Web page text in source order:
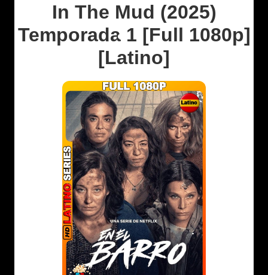
In The Mud (2025)
Temporada 1 [Full 1080p]
[Latino]